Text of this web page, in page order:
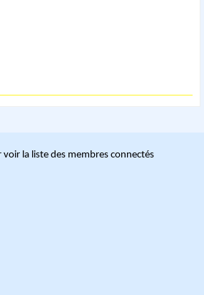
la liste des membres connectés